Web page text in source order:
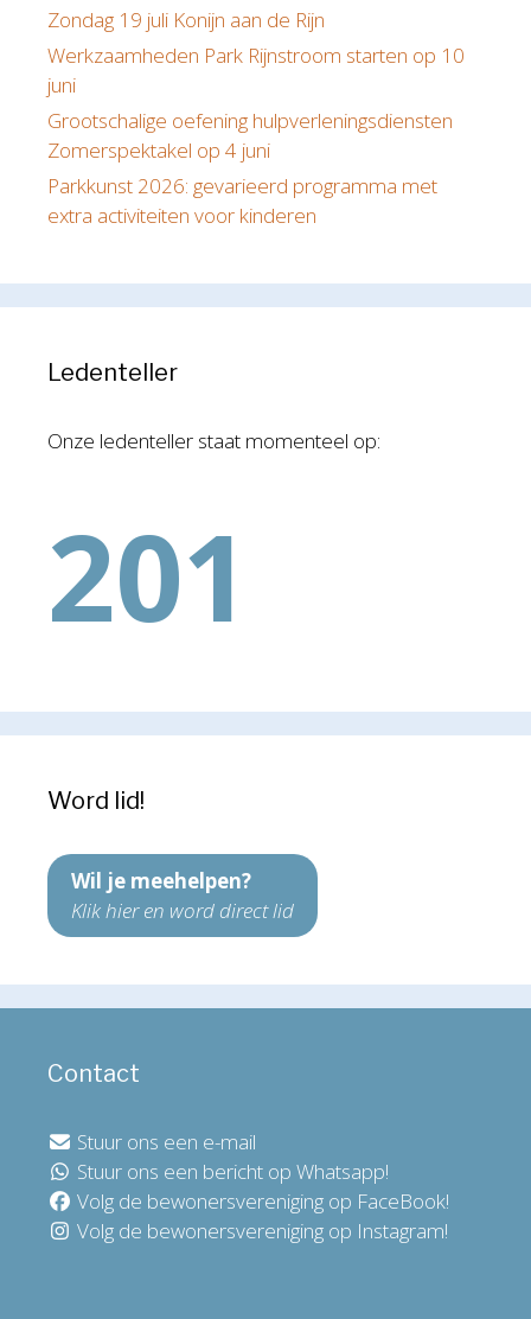
Zondag 19 juli Konijn aan de Rijn
Werkzaamheden Park Rijnstroom starten op 10
juni
Grootschalige oefening hulpverleningsdiensten
Zomerspektakel op 4 juni
Parkkunst 2026: gevarieerd programma met
extra activiteiten voor kinderen
Ledenteller
Onze ledenteller staat momenteel op:
201
Word lid!
Wil je meehelpen?
Klik hier en word direct lid
Contact
Stuur ons een e-mail
Stuur ons een bericht op Whatsapp!
Volg de bewonersvereniging op FaceBook!
Volg de bewonersvereniging op Instagram!